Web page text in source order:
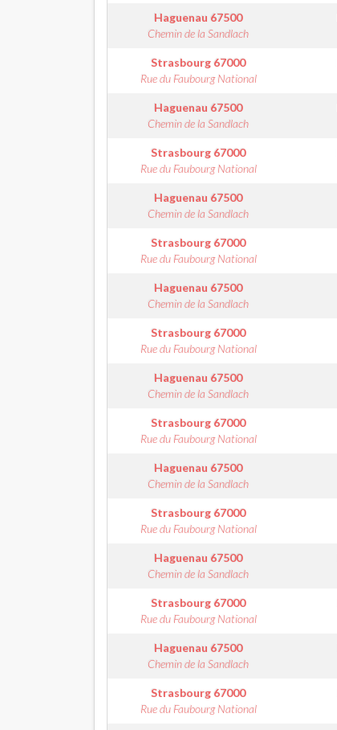
Haguenau 67500
Chemin de la Sandlach
Strasbourg 67000
Rue du Faubourg National
Haguenau 67500
Chemin de la Sandlach
Strasbourg 67000
Rue du Faubourg National
Haguenau 67500
Chemin de la Sandlach
Strasbourg 67000
Rue du Faubourg National
Haguenau 67500
Chemin de la Sandlach
Strasbourg 67000
Rue du Faubourg National
Haguenau 67500
Chemin de la Sandlach
Strasbourg 67000
Rue du Faubourg National
Haguenau 67500
Chemin de la Sandlach
Strasbourg 67000
Rue du Faubourg National
Haguenau 67500
Chemin de la Sandlach
Strasbourg 67000
Rue du Faubourg National
Haguenau 67500
Chemin de la Sandlach
Strasbourg 67000
Rue du Faubourg National